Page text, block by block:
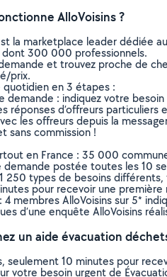
AlloVoisins ?
la marketplace leader dédiée
300 000 professionnels.
et trouvez proche de
prix.
quotidien en 3 étapes :
demande : indiquez votre
réponses d’offreurs
les offreurs depuis la
sans commission !
en France : 35 000
demande postée toutes les 10
250 types de besoins
pour recevoir une
membres AlloVoisins sur 5*
d’une enquête AlloVoisins
un aide évacuation
seulement 10 minutes pour
votre besoin urgent de